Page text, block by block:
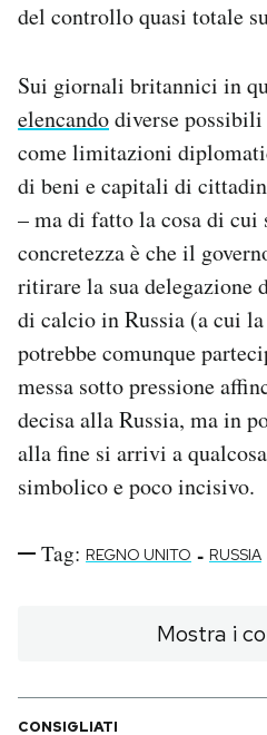
del controllo quasi totale
Sui giornali britannici in
elencandodiverse
come limitazioni
di beni e capitali di
– ma di fatto la cosa di cui
concretezza è che il
ritirare la sua
di calcio in Russia (a cui
potrebbe comunque
messa sotto pressione
decisa alla Russia, ma in
alla fine si arrivi a
simbolico e poco incisivo.
Tag: REGNO UNITO - RUSSIA
Mostra i
CONSIGLIATI